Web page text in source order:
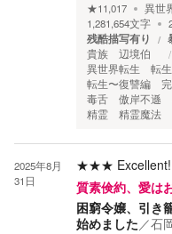
★11,017 異世
1,281,654文字
残酷描写有り
貴族 辺境伯
異世界転生 転
転生〜復讐編
毒舌 傲岸不遜
精霊 精霊魔法
2025年8月
31日
★★★
質素倹約、愛は
困窮令嬢、引き
始めました／石